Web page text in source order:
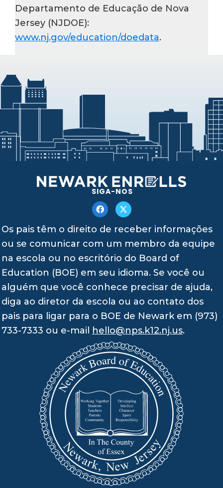
Departamento de Educação de Nova
Jersey (NJDOE):
www.nj.gov/education/doedata.
SIGA-NOS
Os pais têm o direito de receber informações
ou se comunicar com um membro da equipe
na escola ou no escritório do Board of
Education (BOE) em seu idioma. Se você ou
alguém que você conhece precisar de ajuda,
diga ao diretor da escola ou ao contato dos
pais para ligar para o BOE de Newark em (973)
733-7333 ou e-mail hello@nps.k12.nj.us.